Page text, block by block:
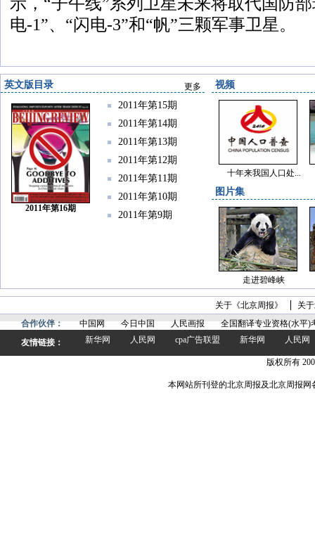
电-1”、“闪电-3”和“帆”三颗军事卫星。
英文版目录 更多
2011年第16期
2011年第15期
2011年第14期
2011年第13期
2011年第12期
2011年第11期
2011年第10期
2011年第9期
视频
十年来我国人口处...
图片集
走进碧峰峡
关于《北京周报》
关
合作伙伴：
中国网 今日中国 人民画报
全国翻译专业资格(水平)
友情链接：
新华网 人民网 cpa广告联盟 新华网 人民网
版权所有
本网站所刊登的北京周报及北京周报